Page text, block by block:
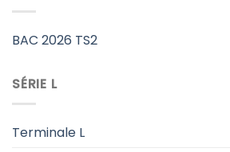
BAC 2026 TS2
SÉRIE L
Terminale L